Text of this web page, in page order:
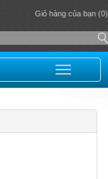
Giỏ hàng của bạn (0)